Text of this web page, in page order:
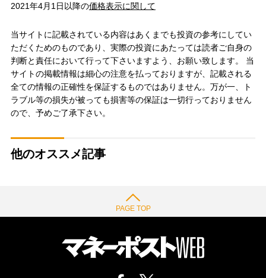
2021年4月1日以降の価格表示に関して
当サイトに記載されている内容はあくまでも投資の参考にしてい
ただくためのものであり、実際の投資にあたっては読者ご自身の
判断と責任において行って下さいますよう、お願い致します。 当
サイトの掲載情報は細心の注意を払っておりますが、記載される
全ての情報の正確性を保証するものではありません。万が一、ト
ラブル等の損失が被っても損害等の保証は一切行っておりません
ので、予めご了承下さい。
他のオススメ記事
PAGE TOP